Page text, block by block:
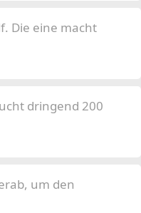
Die eine macht
dringend 200
um den